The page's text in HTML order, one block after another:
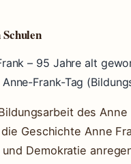
– 95 Jahre alt
Frank-Tag
des
Geschichte Anne
Demokratie